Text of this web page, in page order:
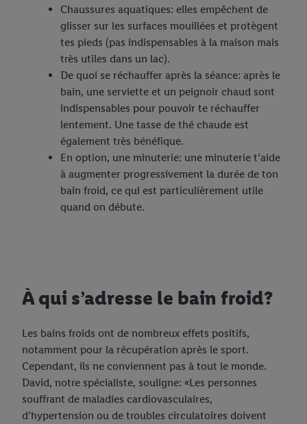
Chaussures aquatiques: elles empêchent de
glisser sur les surfaces mouillées et protègent
tes pieds (pas indispensables à la maison mais
très utiles dans un lac).
De quoi se réchauffer après la séance: après le
bain, une serviette et un peignoir chaud sont
indispensables pour pouvoir te réchauffer
lentement. Une tasse de thé chaude est
également très bénéfique.
En option, une minuterie: une minuterie t’aide
à augmenter progressivement la durée de ton
bain froid, ce qui est particulièrement utile
quand on débute.
À qui s’adresse le bain froid?
Les bains froids ont de nombreux effets positifs,
notamment pour la récupération après le sport.
Cependant, ils ne conviennent pas à tout le monde.
David, notre spécialiste, souligne: «Les personnes
souffrant de maladies cardiovasculaires,
d’hypertension ou de troubles circulatoires doivent